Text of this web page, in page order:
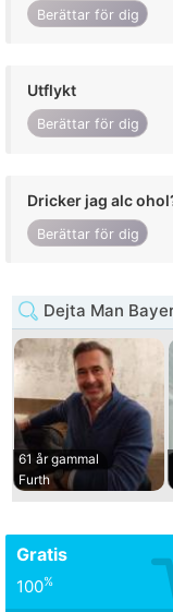
Berättar för dig
Utflykt
Berättar för dig
Dricker jag alc
Berättar för dig
Dejta Man
61 år gammal
Furth
Gratis
100%